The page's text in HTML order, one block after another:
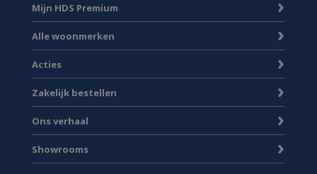
Mijn HDS Premium
Alle woonmerken
Acties
Zakelijk bestellen
Ons verhaal
Showrooms